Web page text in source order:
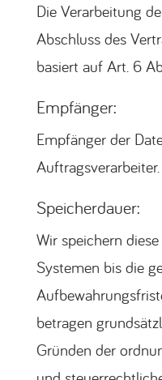
Die Verarbeitung
Abschluss des
basiert auf Art. 6
Empfänger:
Empfänger der
Auftragsverarbeiter.
Speicherdauer:
Wir speichern
Systemen bis die
betragen
Gründen der